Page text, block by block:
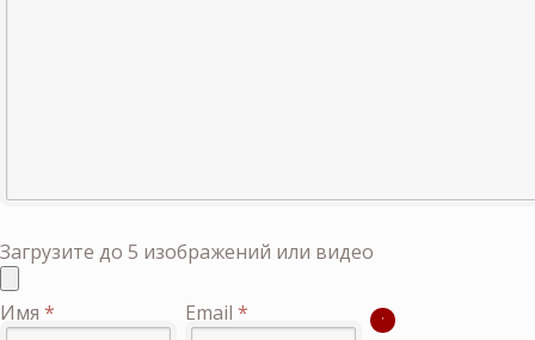
Загрузите до 5 изображений или видео
Имя * Email *